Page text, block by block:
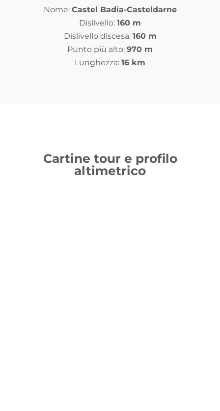
Nome: Castel Badia-Casteldarne
Dislivello: 160 m
Dislivello discesa: 160 m
Punto più alto: 970 m
Lunghezza: 16 km
Cartine tour e profilo
altimetrico